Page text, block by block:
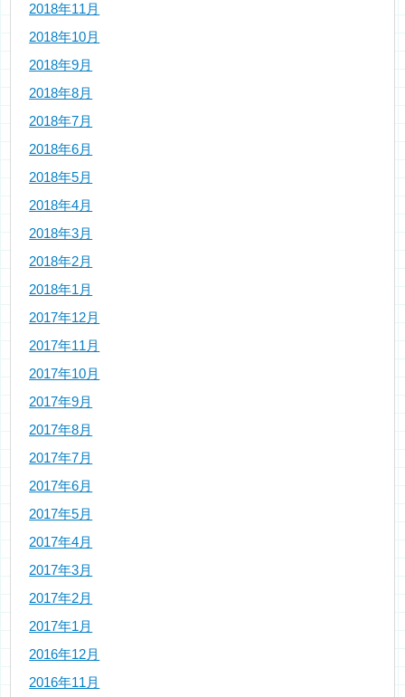
2018年11月
2018年10月
2018年9月
2018年8月
2018年7月
2018年6月
2018年5月
2018年4月
2018年3月
2018年2月
2018年1月
2017年12月
2017年11月
2017年10月
2017年9月
2017年8月
2017年7月
2017年6月
2017年5月
2017年4月
2017年3月
2017年2月
2017年1月
2016年12月
2016年11月